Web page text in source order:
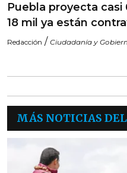
Puebla proyecta casi
18 mil ya están
Redacción / Ciudadanía y
MÁS NOTICIAS